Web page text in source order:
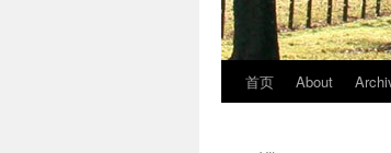
首页 About